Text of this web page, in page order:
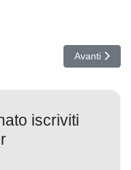
ma non il malware..!
Articolo
Avanti
iscriviti